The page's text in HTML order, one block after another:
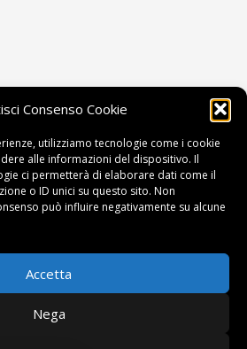
Consenso Cookie
utilizziamo tecnologie come i cookie
alle informazioni del dispositivo. Il
ci permetterà di elaborare dati come il
o ID unici su questo sito. Non
può influire negativamente su alcune
Accetta
Nega
di Filippi William - P.Iva 01374450458